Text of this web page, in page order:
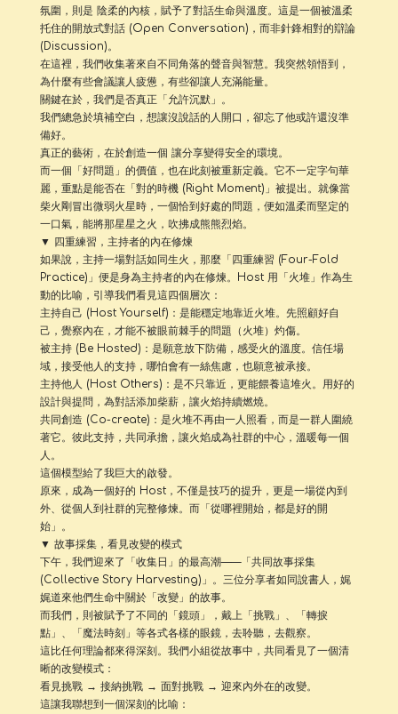
氛圍，則是 陰柔的內核，賦予了對話生命與溫度。這是一個被溫柔
托住的開放式對話 (Open Conversation)，而非針鋒相對的辯論
(Discussion)。
在這裡，我們收集著來自不同角落的聲音與智慧。我突然領悟到，
為什麼有些會議讓人疲憊，有些卻讓人充滿能量。
關鍵在於，我們是否真正「允許沉默」。
我們總急於填補空白，想讓沒說話的人開口，卻忘了他或許還沒準
備好。
真正的藝術，在於創造一個 讓分享變得安全的環境。
而一個「好問題」的價值，也在此刻被重新定義。它不一定字句華
麗，重點是能否在「對的時機 (Right Moment)」被提出。就像當
柴火剛冒出微弱火星時，一個恰到好處的問題，便如溫柔而堅定的
一口氣，能將那星星之火，吹拂成熊熊烈焰。
▼ 四重練習，主持者的內在修煉
如果說，主持一場對話如同生火，那麼「四重練習 (Four-Fold
Practice)」便是身為主持者的內在修煉。Host 用「火堆」作為生
動的比喻，引導我們看見這四個層次：
主持自己 (Host Yourself)：是能穩定地靠近火堆。先照顧好自
己，覺察內在，才能不被眼前棘手的問題（火堆）灼傷。
被主持 (Be Hosted)：是願意放下防備，感受火的溫度。信任場
域，接受他人的支持，哪怕會有一絲焦慮，也願意被承接。
主持他人 (Host Others)：是不只靠近，更能餵養這堆火。用好的
設計與提問，為對話添加柴薪，讓火焰持續燃燒。
共同創造 (Co-create)：是火堆不再由一人照看，而是一群人圍繞
著它。彼此支持，共同承擔，讓火焰成為社群的中心，溫暖每一個
人。
這個模型給了我巨大的啟發。
原來，成為一個好的 Host，不僅是技巧的提升，更是一場從內到
外、從個人到社群的完整修煉。而「從哪裡開始，都是好的開
始」。
▼ 故事採集，看見改變的模式
下午，我們迎來了「收集日」的最高潮——「共同故事採集
(Collective Story Harvesting)」。三位分享者如同說書人，娓
娓道來他們生命中關於「改變」的故事。
而我們，則被賦予了不同的「鏡頭」，戴上「挑戰」、「轉捩
點」、「魔法時刻」等各式各樣的眼鏡，去聆聽，去觀察。
這比任何理論都來得深刻。我們小組從故事中，共同看見了一個清
晰的改變模式：
看見挑戰 → 接納挑戰 → 面對挑戰 → 迎來內外在的改變。
這讓我聯想到一個深刻的比喻：